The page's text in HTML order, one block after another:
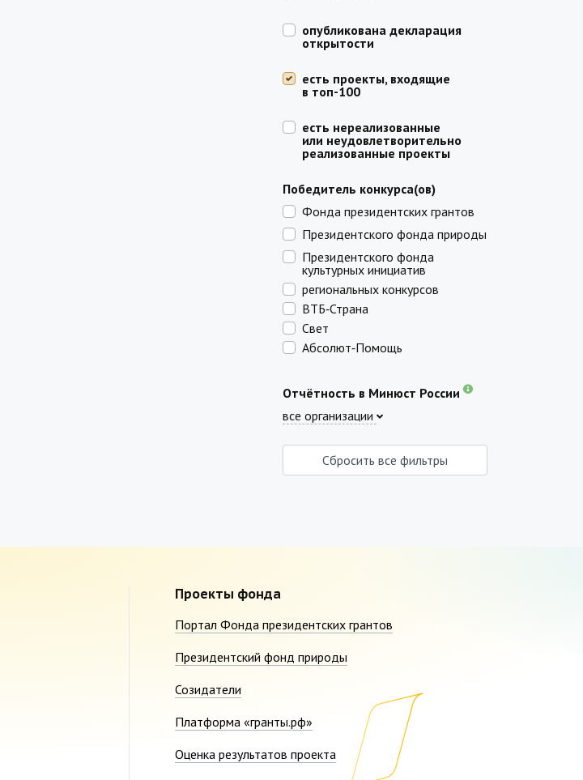
опубликована декларация
открытости
есть проекты, входящие
в топ-100
есть нереализованные
или неудовлетворительно
реализованные проекты
Победитель конкурса(ов)
Фонда президентских грантов
Президентского фонда природы
Президентского фонда
культурных инициатив
региональных конкурсов
ВТБ‑Страна
Свет
Абсолют‑Помощь
Отчётность в Минюст России
все организации
Сбросить все фильтры
Проекты фонда
Портал Фонда президентских грантов
Президентский фонд природы
Созидатели
Платформа «гранты.рф»
Оценка результатов проекта